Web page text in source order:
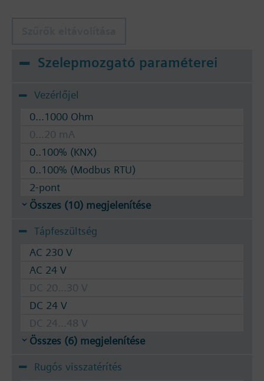
Szelepmozgató paraméterei
Vezérlőjel
0...1000 Ohm
0...20 mA
0..100% (KNX)
0..100% (Modbus RTU)
2-pont
Összes (10) megjelenítése
Tápfeszültség
AC 230 V
AC 24 V
DC 20...30 V
DC 24 V
DC 24...48 V
Összes (6) megjelenítése
Rugós visszatérítés